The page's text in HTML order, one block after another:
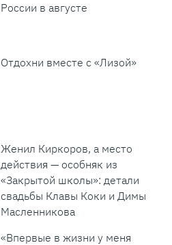
России в августе
Отдохни вместе с «Лизой»
Женил Киркоров, а место
действия — особняк из
«Закрытой школы»: детали
свадьбы Клавы Коки и Димы
Масленникова
«Впервые в жизни у меня